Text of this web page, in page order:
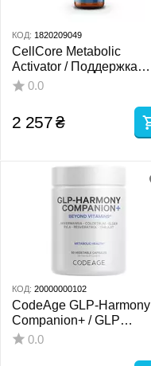
КОД: 1820209049
CellCore Metabolic
Activator / Поддержка
метаболизма,
0.0
2 257₴
КОД: 20000000102
CodeAge GLP-Harmony
Companion+ / GLP
гармонія підтримки
0.0